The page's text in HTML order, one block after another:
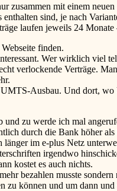
zusammen mit einem
sind, je nach
laufen jeweils 24 Monate
finden.
Wer wirklich viel
verlockende Verträge.
Ausbau. Und dort,
zu werde ich mal
durch die Bank höher
im e-plus Netz
irgendwo
kostet es auch nichts.
bezahlen musste
können und um dann